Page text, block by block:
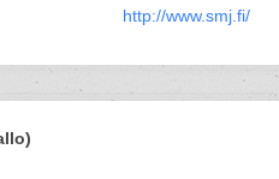
http://www.smj.fi/